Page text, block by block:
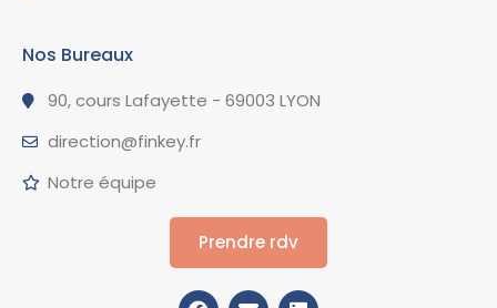
Nos Bureaux
90, cours Lafayette - 69003 LYON
direction@finkey.fr
Notre équipe
Prendre rdv